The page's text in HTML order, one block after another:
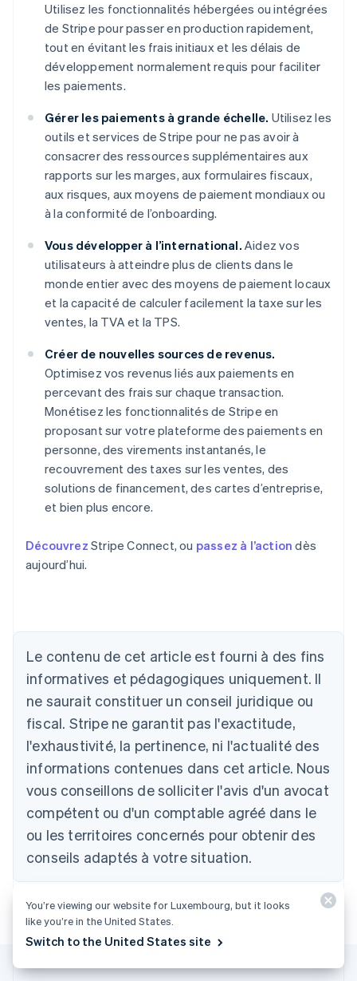
Utilisez les fonctionnalités hébergées ou intégrées
de Stripe pour passer en production rapidement,
tout en évitant les frais initiaux et les délais de
développement normalement requis pour faciliter
les paiements.
Gérer les paiements à grande échelle. Utilisez les
outils et services de Stripe pour ne pas avoir à
consacrer des ressources supplémentaires aux
rapports sur les marges, aux formulaires fiscaux,
aux risques, aux moyens de paiement mondiaux ou
à la conformité de l’onboarding.
Vous développer à l’international. Aidez vos
utilisateurs à atteindre plus de clients dans le
monde entier avec des moyens de paiement locaux
et la capacité de calculer facilement la taxe sur les
ventes, la TVA et la TPS.
Créer de nouvelles sources de revenus.
Optimisez vos revenus liés aux paiements en
percevant des frais sur chaque transaction.
Monétisez les fonctionnalités de Stripe en
proposant sur votre plateforme des paiements en
personne, des virements instantanés, le
recouvrement des taxes sur les ventes, des
solutions de financement, des cartes d’entreprise,
et bien plus encore.
Découvrez Stripe Connect, ou passez à l’action dès
aujourd’hui.
Le contenu de cet article est fourni à des fins
informatives et pédagogiques uniquement. Il
ne saurait constituer un conseil juridique ou
fiscal. Stripe ne garantit pas l'exactitude,
l'exhaustivité, la pertinence, ni l'actualité des
informations contenues dans cet article. Nous
vous conseillons de solliciter l'avis d'un avocat
compétent ou d'un comptable agréé dans le
ou les territoires concernés pour obtenir des
conseils adaptés à votre situation.
DeutschEnglish
Australie
English
Autriche
DeutschEnglish
NederlandsFrançaisDeutschEnglish
Brésil
Português
Bulgarie
English
Canada
Chine continentale
简体中文English
Croatie
EnglishItaliano
Danemark
Émirats arabes unis
You’re viewing our website for Luxembourg, but it looks
like you’re in the United States.
Switch to the United States site